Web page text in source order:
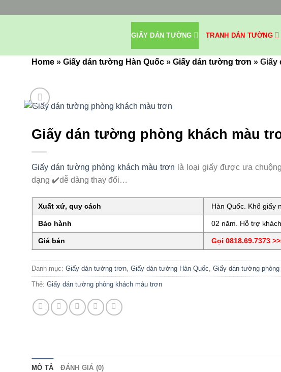
GIẤY DÁN TƯỜNG TRANH DÁN TƯỜNG
Home » Giấy dán tường Hàn Quốc » Giấy dán tường trơn » Giấy
Giấy dán tường phòng khách màu
Giấy dán tường phòng khách màu trơn là loại giấy được ưa
dạng ✔️dễ dàng thay đổi…
Xuất xứ, quy cách Hàn Quốc. Khổ giấy
Bảo hành 02 năm. Hỗ trợ
Giá bán Gọi 0818.69.7373
Danh mục: Giấy dán tường trơn Giấy dán tường Hàn Quốc Giấy dán tường phòng
Thẻ: Giấy dán tường phòng khách màu trơn
MÔ TẢ ĐÁNH GIÁ (0)